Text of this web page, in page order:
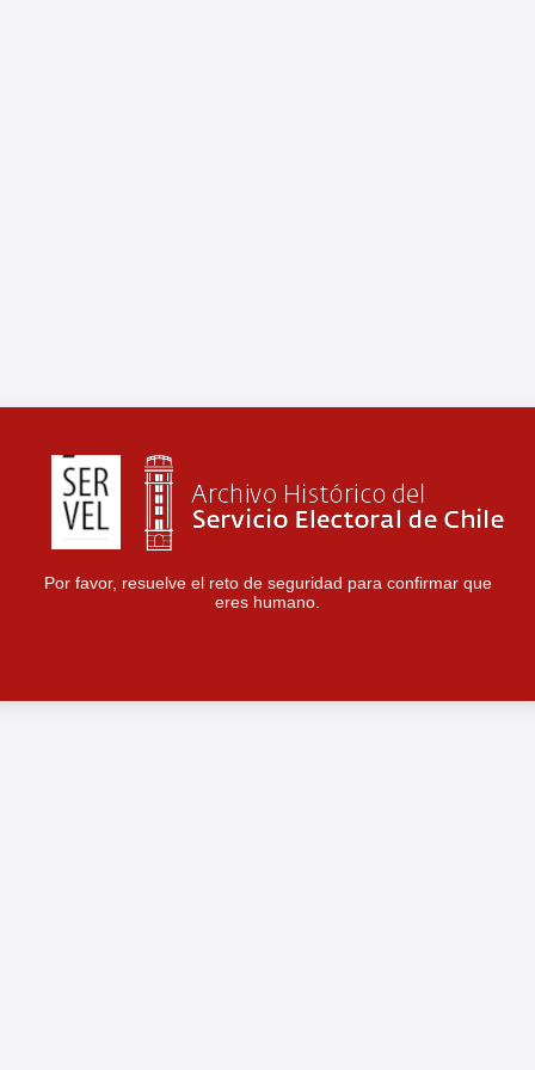
Por favor, resuelve el reto de seguridad para confirmar que
eres humano.